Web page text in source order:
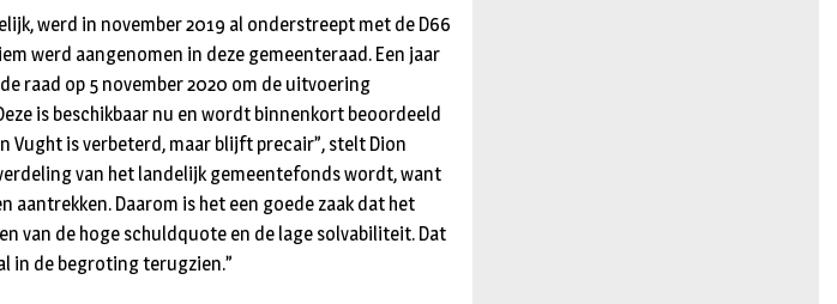
werd in november 2019 al onderstreept met de D66
werd aangenomen in deze gemeenteraad. Een jaar
raad op 5 november 2020 om de uitvoering
is beschikbaar nu en wordt binnenkort beoordeeld
Vught is verbeterd, maar blijft precair”, stelt Dion
van het landelijk gemeentefonds wordt, want
aantrekken. Daarom is het een goede zaak dat het
van de hoge schuldquote en de lage solvabiliteit. Dat
in de begroting terugzien.”